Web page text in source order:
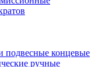
подвесные концевые
ручные